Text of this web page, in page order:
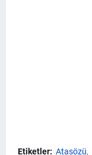
Etiketler: Atasözü